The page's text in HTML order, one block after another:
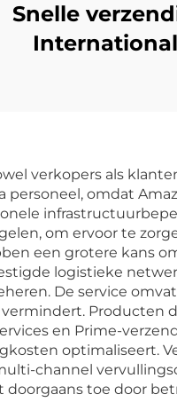
Snelle
Verenigd
verkopers als
omdat
om ervoor te
een grotere kans
logistieke
De service
Producten
en Prime-
optimaliseert.
channel
toe door